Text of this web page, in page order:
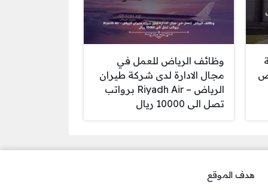
وظائف الرياض للعمل في
مجال الادارة لدى شركة طيران
الرياض – Riyadh Air برواتب
تصل الى 10000 ريال
هدف الموقع